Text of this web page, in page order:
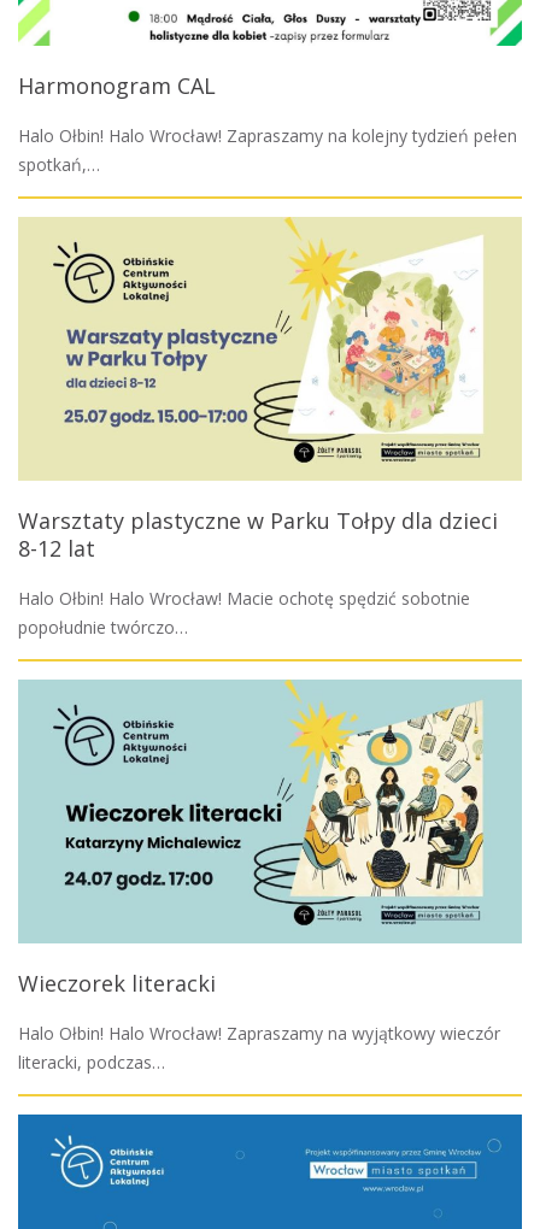
Harmonogram CAL
Halo Ołbin! Halo Wrocław! Zapraszamy na kolejny tydzień pełen
spotkań,…
Warsztaty plastyczne w Parku Tołpy dla dzieci
8-12 lat
Halo Ołbin! Halo Wrocław! Macie ochotę spędzić sobotnie
popołudnie twórczo…
Wieczorek literacki
Halo Ołbin! Halo Wrocław! Zapraszamy na wyjątkowy wieczór
literacki, podczas…